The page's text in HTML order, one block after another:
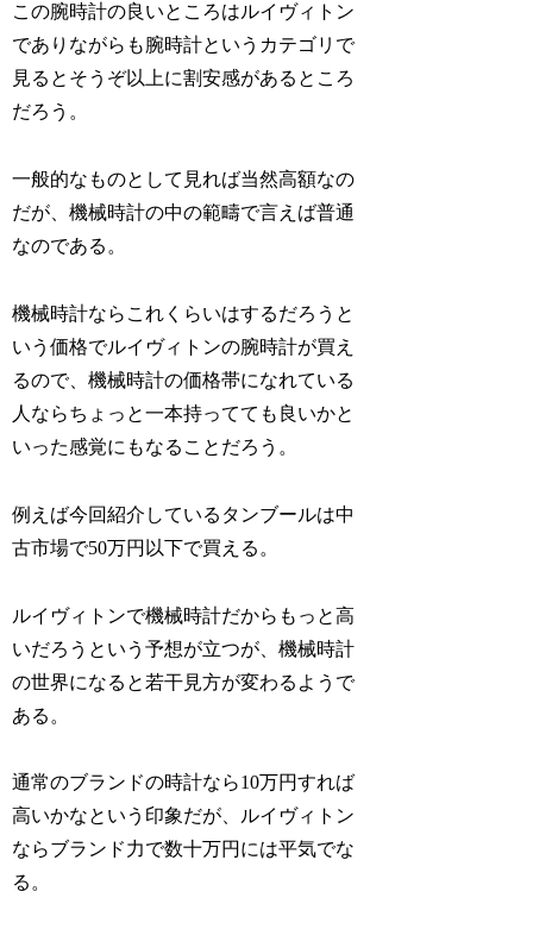
この腕時計の良いところはルイヴィトン
でありながらも腕時計というカテゴリで
見るとそうぞ以上に割安感があるところ
だろう。
一般的なものとして見れば当然高額なの
だが、機械時計の中の範疇で言えば普通
なのである。
機械時計ならこれくらいはするだろうと
いう価格でルイヴィトンの腕時計が買え
るので、機械時計の価格帯になれている
人ならちょっと一本持ってても良いかと
いった感覚にもなることだろう。
例えば今回紹介しているタンブールは中
古市場で50万円以下で買える。
ルイヴィトンで機械時計だからもっと高
いだろうという予想が立つが、機械時計
の世界になると若干見方が変わるようで
ある。
通常のブランドの時計なら10万円すれば
高いかなという印象だが、ルイヴィトン
ならブランド力で数十万円には平気でな
る。